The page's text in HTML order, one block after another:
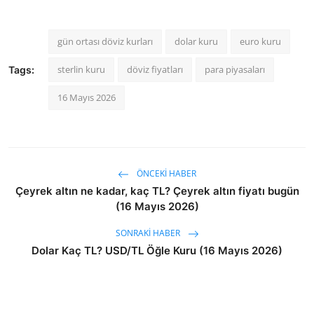
Tags:
gün ortası döviz kurları dolar kuru euro kuru
sterlin kuru döviz fiyatları para piyasaları
16 Mayıs 2026
ÖNCEKI HABER
Çeyrek altın ne kadar, kaç TL? Çeyrek altın fiyatı bugün
(16 Mayıs 2026)
SONRAKI HABER
Dolar Kaç TL? USD/TL Öğle Kuru (16 Mayıs 2026)